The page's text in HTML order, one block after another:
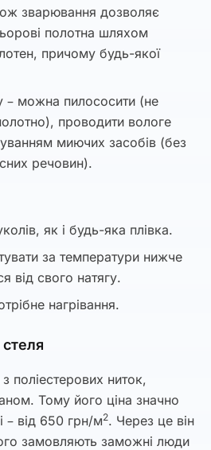
зварювання дозволяє
полотна шляхом
причому будь-якої
– можна пилососити (не
проводити вологе
миючих засобів (без
речовин).
як і будь-яка плівка.
за температури нижче
від свого натягу.
нагрівання.
поліестерових ниток,
Тому його ціна значно
– від 650 грн/м2. Через це він
замовляють заможні люди